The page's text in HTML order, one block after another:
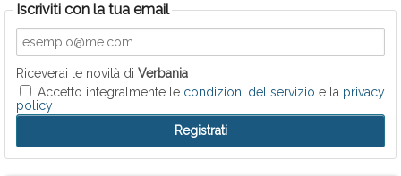
Iscriviti con la tua email
Riceverai le novità di Verbania
Accetto integralmente le condizioni del servizio e la privacy
policy